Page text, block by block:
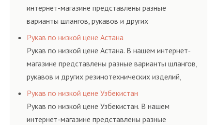
интернет-магазине представлены разные
варианты шлангов, рукавов и других
резинотехнических изделий, соответствующих
ГОСТам, техническим условиям и нормативам.
Рукав по низкой цене Астана
Рукав по низкой цене Астана. В нашем интернет-
магазине представлены разные варианты шлангов,
рукавов и других резинотехнических изделий,
соответствующих ГОСТам, техническим условиям
и нормативам.
Рукав по низкой цене Узбекистан
Рукав по низкой цене Узбекистан. В нашем
интернет-магазине представлены разные